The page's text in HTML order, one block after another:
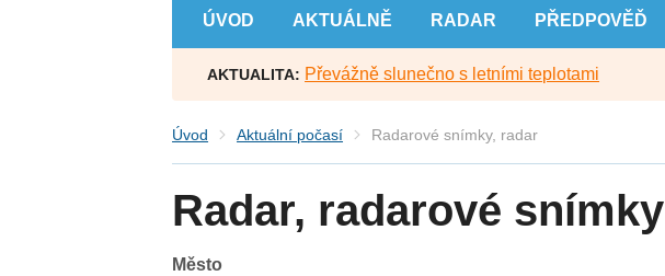
ÚVOD AKTUÁLNĚ RADAR PŘEDPOVĚĎ
AKTUALITA: Převážně slunečno s letními teplotami
Úvod Aktuální počasí Radarové snímky, radar
Radar, radarové snímky
Město